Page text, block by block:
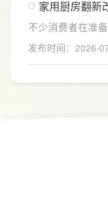
用吊柜、地柜、
分区、拉篮、转
利用率。
家用厨房翻新
不少消费者在准
心的问题莫过于“
下来LESSO领尚
房改造费用并没
范围、空间面积
发布时间：2026-